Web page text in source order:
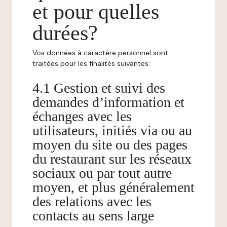
et pour quelles
durées?
Vos données à caractère personnel sont
traitées pour les finalités suivantes:
4.1 Gestion et suivi des
demandes d’information et
échanges avec les
utilisateurs, initiés via ou au
moyen du site ou des pages
du restaurant sur les réseaux
sociaux ou par tout autre
moyen, et plus généralement
des relations avec les
contacts au sens large